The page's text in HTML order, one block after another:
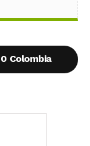
Colombia